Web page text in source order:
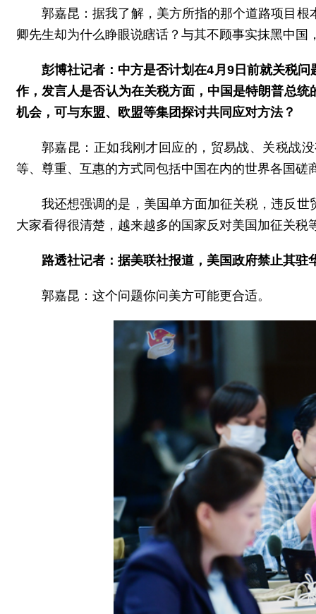
郭嘉昆：据我了解，美方所指的那个道路项目
卿先生却为什么睁眼说瞎话？与其不顾事实抹黑中
彭博社记者：中方是否计划在4月9日前就关税
作，发言人是否认为在关税方面，中国是特朗普总
机会，可与东盟、欧盟等集团探讨共同应对方法？
郭嘉昆：正如我刚才回应的，贸易战、关税战
等、尊重、互惠的方式同包括中国在内的世界各国磋
我还想强调的是，美国单方面加征关税，违反
大家看得很清楚，越来越多的国家反对美国加征关税
路透社记者：据美联社报道，美国政府禁止其
郭嘉昆：这个问题你问美方可能更合适。